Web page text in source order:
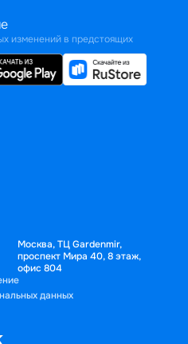
изменений в предстоящих
Москва, ТЦ Gardenmir,
проспект Мира 40, 8 этаж,
офис 804
данных